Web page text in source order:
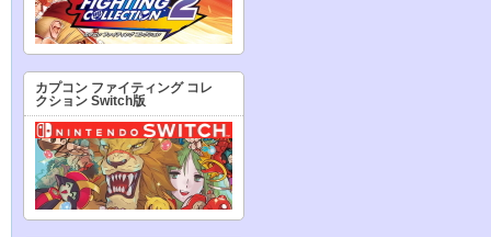
カプコン ファイティング コレ
クション Switch版